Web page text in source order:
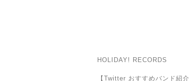
HOLIDAY! RECORDS
【Twitter おすすめバンド紹介